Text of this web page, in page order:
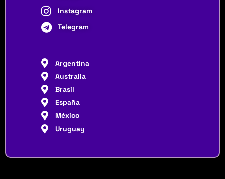
Instagram
Telegram
Argentina
Australia
Brasil
España
México
Uruguay